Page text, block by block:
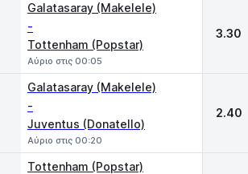
Galatasaray (Makelele)
-
Tottenham (Popstar)
Αύριο στις 00:05
3.30
Galatasaray (Makelele)
-
Juventus (Donatello)
Αύριο στις 00:20
2.40
Tottenham (Popstar)